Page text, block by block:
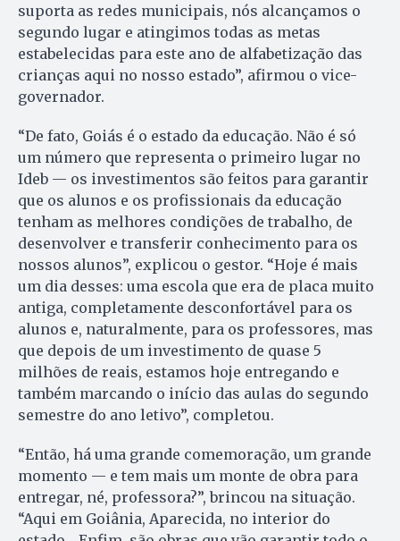
suporta as redes municipais, nós alcançamos o
segundo lugar e atingimos todas as metas
estabelecidas para este ano de alfabetização das
crianças aqui no nosso estado”, afirmou o vice-
governador.
“De fato, Goiás é o estado da educação. Não é só
um número que representa o primeiro lugar no
Ideb — os investimentos são feitos para garantir
que os alunos e os profissionais da educação
tenham as melhores condições de trabalho, de
desenvolver e transferir conhecimento para os
nossos alunos”, explicou o gestor. “Hoje é mais
um dia desses: uma escola que era de placa muito
antiga, completamente desconfortável para os
alunos e, naturalmente, para os professores, mas
que depois de um investimento de quase 5
milhões de reais, estamos hoje entregando e
também marcando o início das aulas do segundo
semestre do ano letivo”, completou.
“Então, há uma grande comemoração, um grande
momento — e tem mais um monte de obra para
entregar, né, professora?”, brincou na situação.
“Aqui em Goiânia, Aparecida, no interior do